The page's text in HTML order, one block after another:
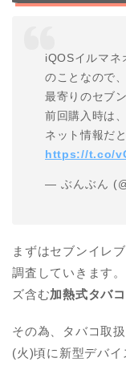
iQOSイルマネ
のことなので
最寄りのセブ
前回購入時は
ネット情報だ
https://t.co/
— ぶんぶん
まずはセブンイレ
調査していきます
ズ含む加熱式タバ
その為、タバコ取
(火)頃に新型デバイ